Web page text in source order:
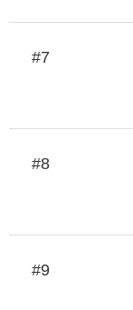
#7
#8
#9